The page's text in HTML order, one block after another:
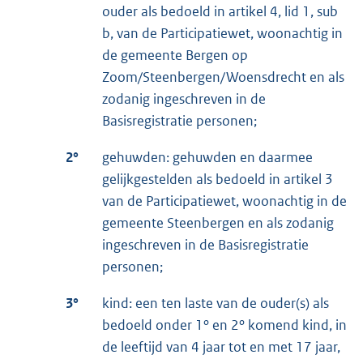
ouder als bedoeld in artikel 4, lid 1, sub
b, van de Participatiewet, woonachtig in
de gemeente Bergen op
Zoom/Steenbergen/Woensdrecht en als
zodanig ingeschreven in de
Basisregistratie personen;
2°
gehuwden: gehuwden en daarmee
gelijkgestelden als bedoeld in artikel 3
van de Participatiewet, woonachtig in de
gemeente Steenbergen en als zodanig
ingeschreven in de Basisregistratie
personen;
3°
kind: een ten laste van de ouder(s) als
bedoeld onder 1º en 2º komend kind, in
de leeftijd van 4 jaar tot en met 17 jaar,